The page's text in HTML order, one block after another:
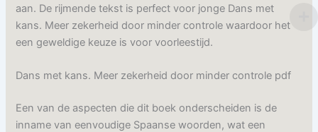
aan. De rijmende tekst is perfect voor jonge Dans met
kans. Meer zekerheid door minder controle waardoor het
een geweldige keuze is voor voorleestijd.
Dans met kans. Meer zekerheid door minder controle pdf
Een van de aspecten die dit boek onderscheiden is de
inname van eenvoudige Spaanse woorden, wat een